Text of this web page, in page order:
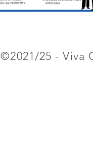
©2021/25 - Viva